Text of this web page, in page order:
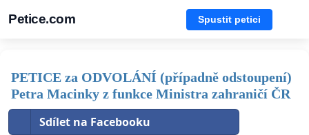
Petice.com Spustit petici
PETICE za ODVOLÁNÍ (případně odstoupení)
Petra Macinky z funkce Ministra zahraničí ČR
Sdílet na Facebooku